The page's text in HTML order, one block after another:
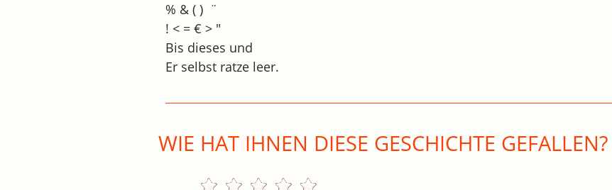
% & ( ) ¨
! < = € > "
Bis dieses und
Er selbst ratze leer.
WIE HAT IHNEN DIESE GESCHICHTE GEFALLEN?